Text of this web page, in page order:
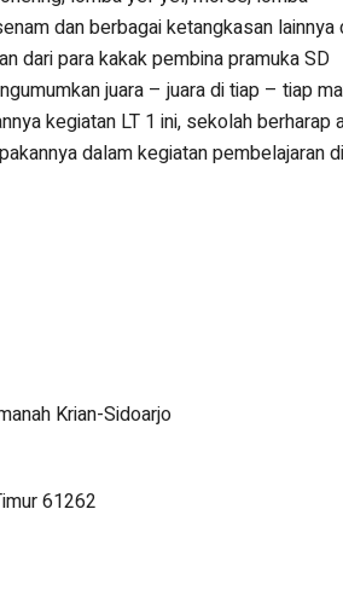
dan berbagai ketangkasan lainnya
dari para kakak pembina pramuka SD
juara – juara di tiap – tiap
kegiatan LT 1 ini, sekolah berharap
dalam kegiatan pembelajaran
Krian-Sidoarjo
61262